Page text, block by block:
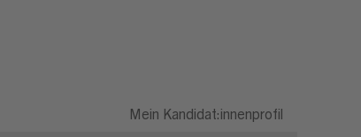
Mein Kandidat:innenprofil